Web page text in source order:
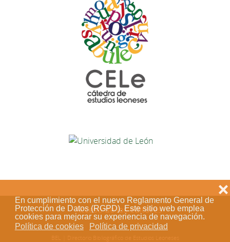
En cumplimiento con el nuevo Reglamento General de
Protección de Datos (RGPD). Este sitio web emplea
cookies para mejorar su experiencia de navegación.
Política de cookies
Política de privacidad
❌
Acceso de los editores